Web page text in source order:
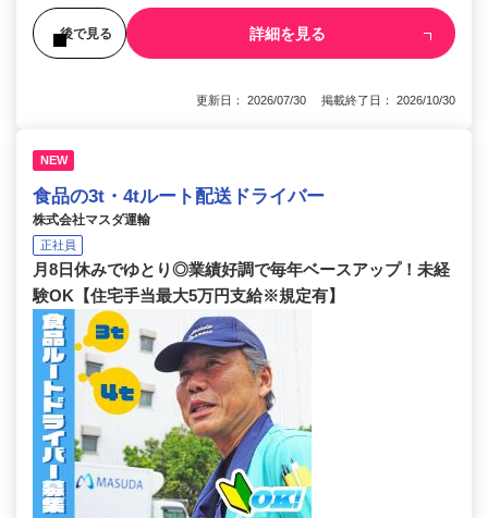
後で見る 詳細を見る
更新日： 2026/07/30 掲載終了日： 2026/10/30
NEW
食品の3t・4tルート配送ドライバー
株式会社マスダ運輸
正社員
月8日休みでゆとり◎業績好調で毎年ベースアップ！未経
験OK【住宅手当最大5万円支給※規定有】